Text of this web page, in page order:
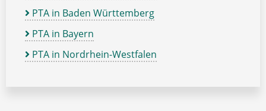
PTA in Baden Württemberg
PTA in Bayern
PTA in Nordrhein-Westfalen